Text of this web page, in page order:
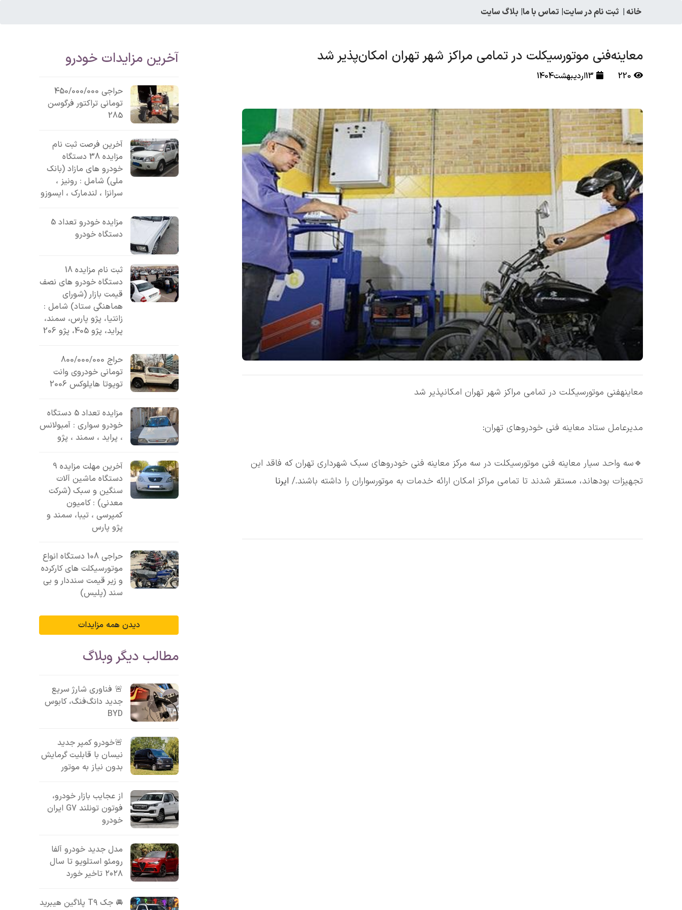
خانه | ثبت نام در سایت| تماس با ما| بلاگ سایت
معاینه‌فنی موتورسیکلت‌ در تمامی مراکز شهر تهران امکان‌پذیر شد
220 13اردیبهشت1404
معاینهفنی موتورسیکلت در تمامی مراکز شهر تهران امکانپذیر شد
مدیرعامل ستاد معاینه فنی خودروهای تهران:
🔹️سه واحد سیار معاینه فنی موتورسیکلت در سه مرکز معاینه فنی خودروهای سبک شهرداری تهران که فاقد این
تجهیزات بودهاند، مستقر شدند تا تمامی مراکز امکان ارائه خدمات به موتورسواران را داشته باشند./ ایرنا
آخرین مزایدات خودرو
حراجی 450/000/000
تومانی تراکتور فرگوسن
285
آخرین فرصت ثبت نام
مزایده 38 دستگاه
خودرو های مازاد (بانک
ملی) شامل : رونیز ،
سرانزا ، لندمارک ، ایسوزو
مزایده خودرو تعداد 5
دستگاه خودرو
ثبت نام مزایده 18
دستگاه خودرو های نصف
قیمت بازار (شورای
هماهنگی ستاد) شامل :
زانتیا، پژو پارس، سمند،
پراید، پژو 405، پژو 206
حراج 800/000/000
تومانی خودروی وانت
تویوتا هایلوکس 2006
مزایده تعداد 5 دستگاه
خودرو سواری : آمبولانس
، پراید ، سمند ، پژو
آخرین مهلت مزایده 9
دستگاه ماشین آلات
سنگین و سبک (شرکت
معدنی) : کامیون
کمپرسی ، تیبا، سمند و
پژو پارس
حراجی 108 دستگاه انواع
موتورسیکلت های کارکرده
و زیر قیمت سنددار و بی
سند (پلیس)
دیدن همه مزایدات
مطالب دیگر وبلاگ
🚨 فناوری شارژ سریع
جدید دانگ‌فنگ، کابوس
BYD
🚨خودرو کمپر جدید
نیسان با قابلیت گرمایش
بدون نیاز به موتور
از عجایب بازار خودرو،
فوتون تونلند G7 ایران
خودرو
مدل جدید خودرو آلفا
رومئو استلویو تا سال
۲۰۲۸ تاخیر خورد
🚘 جک T۹ پلاگین هیبرید